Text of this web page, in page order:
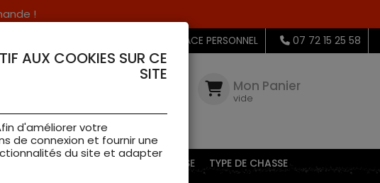
!
MON ESPACE PERSONNEL 07 72 15 25 58
vous
Mon Panier
vide
EQUIPEMENTS DE CHASSE
TYPE DE CHASSE
AUX COOKIES SUR CE
SITE
d'améliorer votre
de connexion et fournir une
du site et adapter